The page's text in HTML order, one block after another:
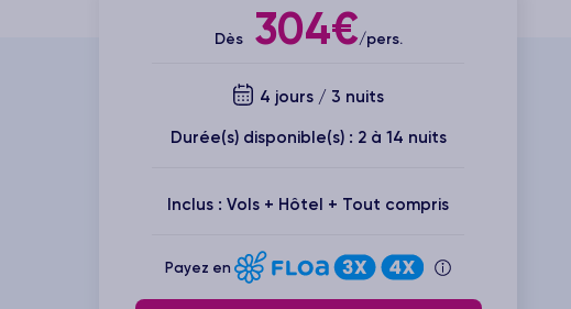
Dès304€/pers.
4 jours / 3 nuits
Durée(s) disponible(s) : 2 à 14 nuits
Inclus : Vols + Hôtel + Tout compris
Payez en